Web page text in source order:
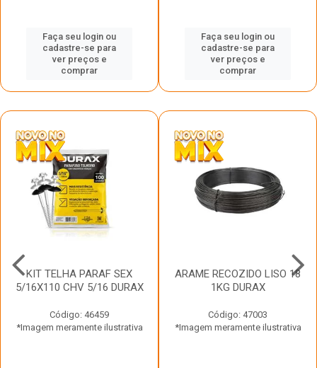
Faça seu login ou
cadastre-se para
ver preços e
comprar
Faça seu login ou
cadastre-se para
ver preços e
comprar
KIT TELHA PARAF SEX
5/16X110 CHV 5/16 DURAX
Código: 46459
*Imagem meramente ilustrativa
ARAME RECOZIDO LISO 18
1KG DURAX
Código: 47003
*Imagem meramente ilustrativa